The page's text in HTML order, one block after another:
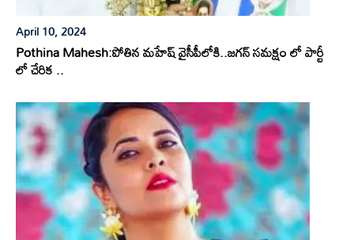
April 10, 2024
Pothina Mahesh:పోతిన మహేష్ వైసీపీలోకి..జగన్ సమక్షం లో పార్టీ
లో చేరిక ..